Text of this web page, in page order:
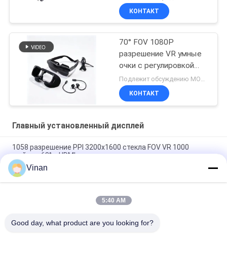
КОНТАКТ
70° FOV 1080P
разрешение VR умные
очки с регулировкой
диоптрии и
подключением USB-C
Подлежит обсуждению MOQ:10 шт.
КОНТАКТ
Главный установленный дисплей
1058 разрешение PPI 3200x1600 стекла FOV VR 1000
дюймов 68° с HDMI
Голова Immersive LCOS 1280*720 стекел VR установила
дисплеи 3D
Регулируемый 1000 дисплей FOV HDMI VR дюйма 68°
Vinan
5:40 AM
Good day, what product are you looking for?